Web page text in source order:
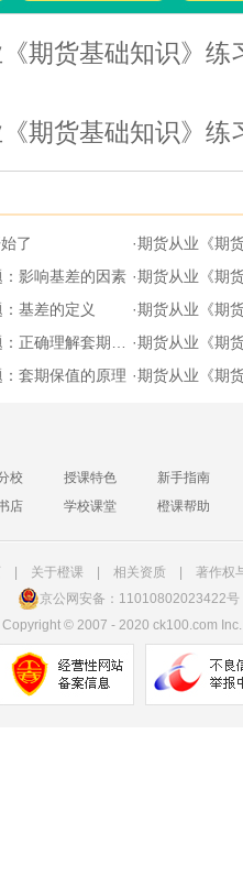
期货基础知识》练
期货基础知识》练
了 ·期货从业《期
影响基差的因素 ·期货从业《期
基差的定义 ·期货从业《期货
确理解套期保值 ·期货从业《期
套期保值的原理 ·期货从业《期
校 授课特色
新手指南
店 学校课堂 橙课帮助
| 关于橙课| 相关资质
著作权
京公网安备：11010802023422号
Copyright ©2007 - 2020 ck100.com